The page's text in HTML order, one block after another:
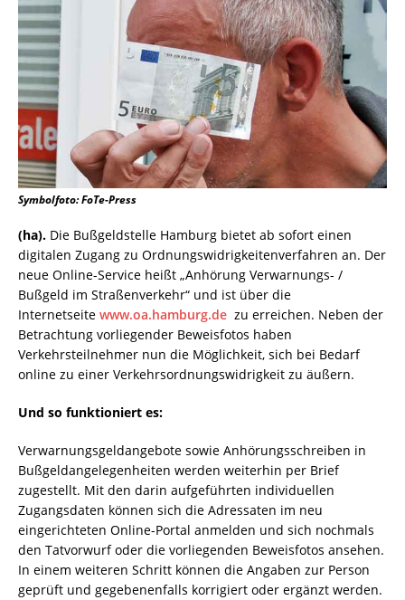
Symbolfoto: FoTe-Press
(ha). Die Bußgeldstelle Hamburg bietet ab sofort einen
digitalen Zugang zu Ordnungswidrigkeitenverfahren an. Der
neue Online-Service heißt „Anhörung Verwarnungs- /
Bußgeld im Straßenverkehr“ und ist über die
Internetseite www.oa.hamburg.de zu erreichen. Neben der
Betrachtung vorliegender Beweisfotos haben
Verkehrsteilnehmer nun die Möglichkeit, sich bei Bedarf
online zu einer Verkehrsordnungswidrigkeit zu äußern.
Und so funktioniert es:
Verwarnungsgeldangebote sowie Anhörungsschreiben in
Bußgeldangelegenheiten werden weiterhin per Brief
zugestellt. Mit den darin aufgeführten individuellen
Zugangsdaten können sich die Adressaten im neu
eingerichteten Online-Portal anmelden und sich nochmals
den Tatvorwurf oder die vorliegenden Beweisfotos ansehen.
In einem weiteren Schritt können die Angaben zur Person
geprüft und gegebenenfalls korrigiert oder ergänzt werden.